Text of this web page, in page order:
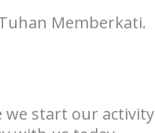
Memberkati.
we start our activity